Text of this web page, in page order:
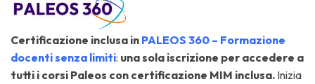
Certificazione inclusa in PALEOS 360 – Formazione
docenti senza limiti: una sola iscrizione per accedere a
tutti i corsi Paleos con certificazione MIM inclusa. Inizia